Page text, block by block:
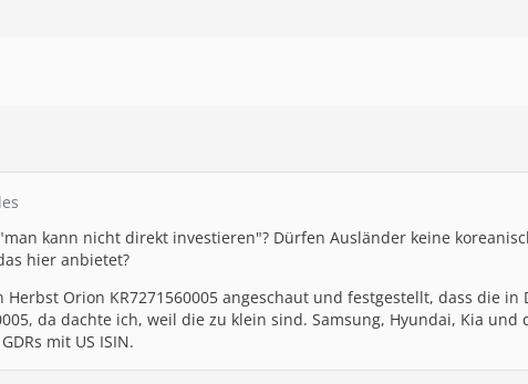
kann nicht direkt investieren"? Dürfen Ausländer keine
hier anbietet?
Orion KR7271560005 angeschaut und festgestellt, dass die
da dachte ich, weil die zu klein sind. Samsung, Hyundai, Kia
mit US ISIN.